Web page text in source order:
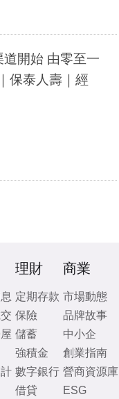
零至一
保泰人壽｜經
理財
定期存款
保險
儲蓄
強積金
數字銀行
借貸
商業
市場動態
品牌故事
中小企
創業指南
營商資源庫
ESG